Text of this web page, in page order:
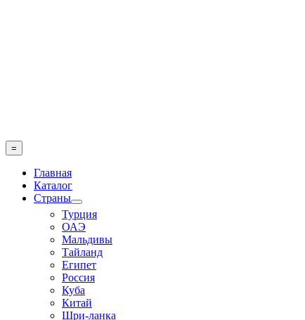
=
Главная
Каталог
Страны
Турция
ОАЭ
Мальдивы
Тайланд
Египет
Россия
Куба
Китай
Шри-ланка